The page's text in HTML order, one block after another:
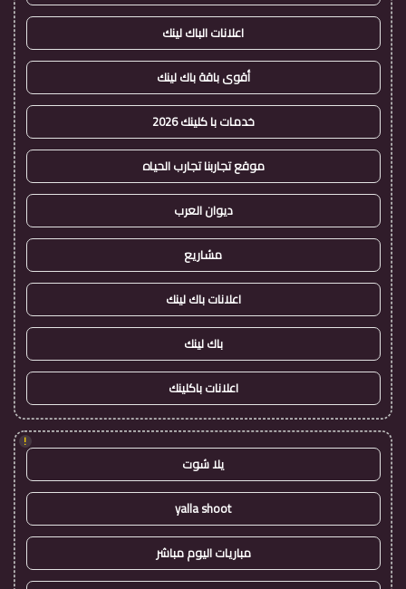
اعلانات الباك لينك
أقوى باقة باك لينك
خدمات با كلينك 2026
موقع تجاربنا تجارب الحياه
ديوان العرب
مشاريع
اعلانات باك لينك
باك لينك
اعلانات باكلينك
!
يلا شوت
yalla shoot
مباريات اليوم مباشر